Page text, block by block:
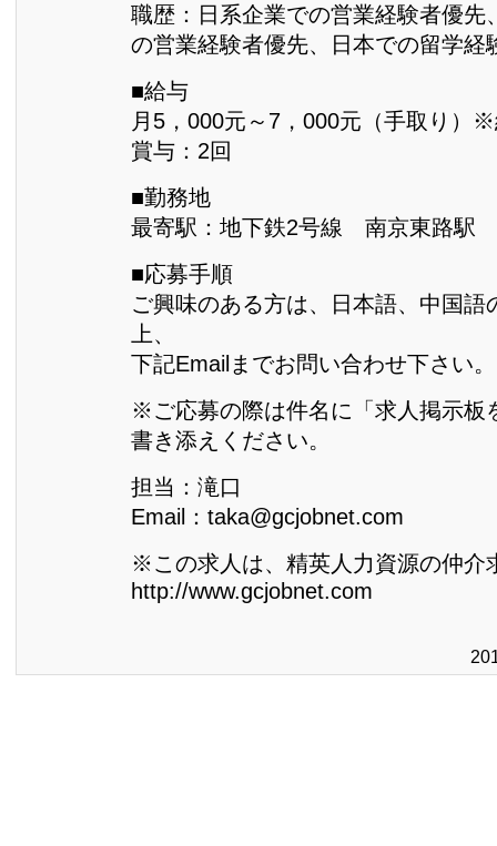
職歴：日系企業での営業経験者優先
の営業経験者優先、日本での留学経
■給与
月5，000元～7，000元（手取り）
賞与：2回
■勤務地
最寄駅：地下鉄2号線 南京東路駅
■応募手順
ご興味のある方は、日本語、中国語
上、
下記Emailまでお問い合わせ下さい。
※ご応募の際は件名に「求人掲示板
書き添えください。
担当：滝口
Email：taka@gcjobnet.com
※この求人は、精英人力資源の仲介
http://www.gcjobnet.com